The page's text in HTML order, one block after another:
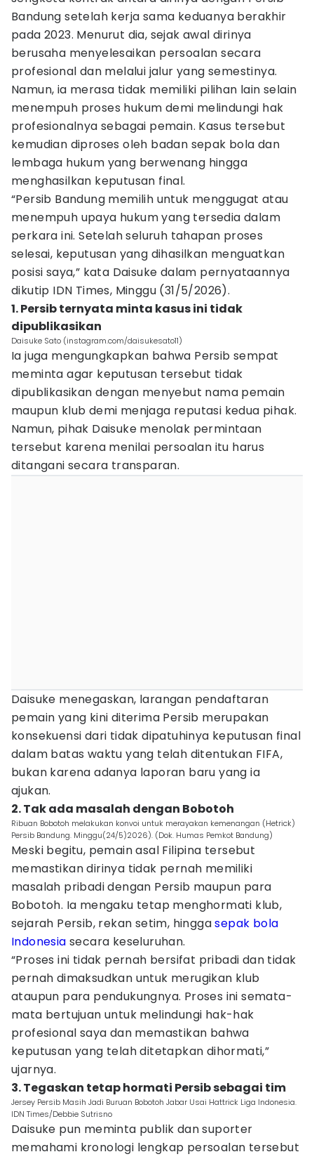
Bandung setelah kerja sama keduanya berakhir
pada 2023. Menurut dia, sejak awal dirinya
berusaha menyelesaikan persoalan secara
profesional dan melalui jalur yang semestinya.
Namun, ia merasa tidak memiliki pilihan lain selain
menempuh proses hukum demi melindungi hak
profesionalnya sebagai pemain. Kasus tersebut
kemudian diproses oleh badan sepak bola dan
lembaga hukum yang berwenang hingga
menghasilkan keputusan final.
“Persib Bandung memilih untuk menggugat atau
menempuh upaya hukum yang tersedia dalam
perkara ini. Setelah seluruh tahapan proses
selesai, keputusan yang dihasilkan menguatkan
posisi saya,” kata Daisuke dalam pernyataannya
dikutip IDN Times, Minggu (31/5/2026).
1. Persib ternyata minta kasus ini tidak
dipublikasikan
Daisuke Sato (instagram.com/daisukesato11)
Ia juga mengungkapkan bahwa Persib sempat
meminta agar keputusan tersebut tidak
dipublikasikan dengan menyebut nama pemain
maupun klub demi menjaga reputasi kedua pihak.
Namun, pihak Daisuke menolak permintaan
tersebut karena menilai persoalan itu harus
ditangani secara transparan.
Daisuke menegaskan, larangan pendaftaran
pemain yang kini diterima Persib merupakan
konsekuensi dari tidak dipatuhinya keputusan final
dalam batas waktu yang telah ditentukan FIFA,
bukan karena adanya laporan baru yang ia
ajukan.
2. Tak ada masalah dengan Bobotoh
Ribuan Bobotoh melakukan konvoi untuk merayakan kemenangan (Hetrick)
Persib Bandung. Minggu(24/5)2026). (Dok. Humas Pemkot Bandung)
Meski begitu, pemain asal Filipina tersebut
memastikan dirinya tidak pernah memiliki
masalah pribadi dengan Persib maupun para
Bobotoh. Ia mengaku tetap menghormati klub,
sejarah Persib, rekan setim, hinggasepak bola
Indonesia secara keseluruhan.
“Proses ini tidak pernah bersifat pribadi dan tidak
pernah dimaksudkan untuk merugikan klub
ataupun para pendukungnya. Proses ini semata-
mata bertujuan untuk melindungi hak-hak
profesional saya dan memastikan bahwa
keputusan yang telah ditetapkan dihormati,”
ujarnya.
3. Tegaskan tetap hormati Persib sebagai tim
Jersey Persib Masih Jadi Buruan Bobotoh Jabar Usai Hattrick Liga Indonesia.
IDN Times/Debbie Sutrisno
Daisuke pun meminta publik dan suporter
memahami kronologi lengkap persoalan tersebut